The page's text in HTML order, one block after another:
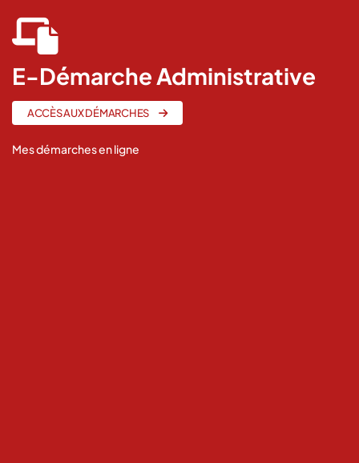
file
E-Démarche Administrative
ACCÈS AUX DÉMARCHES
Mes démarches en ligne